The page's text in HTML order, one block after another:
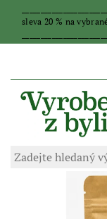
sleva 20 % na